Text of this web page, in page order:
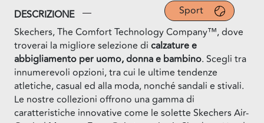
Sport
DESCRIZIONE
Skechers, The Comfort Technology Company™, dove
troverai la migliore selezione di calzature e
abbigliamento per uomo, donna e bambino. Scegli tra
innumerevoli opzioni, tra cui le ultime tendenze
atletiche, casual ed alla moda, nonché sandali e stivali.
Le nostre collezioni offrono una gamma di
caratteristiche innovative come le solette Skechers Air-